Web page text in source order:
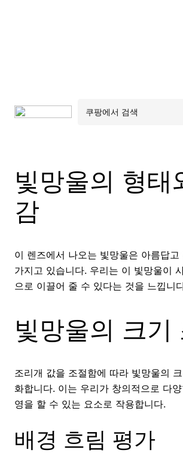
빛망울의 형태
감
이 렌즈에서 나오는 빛망울은 아름답고
가지고 있습니다. 우리는 이 빛망울이
으로 이끌어 줄 수 있다는 것을 느낍니
빛망울의 크기
조리개 값을 조절함에 따라 빛망울의
화합니다. 이는 우리가 창의적으로 다
영을 할 수 있는 요소로 작용합니다.
배경 흐림 평가